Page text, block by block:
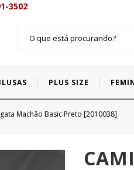
3502
PLUS SIZE
Machão Basic Preto [2010038]